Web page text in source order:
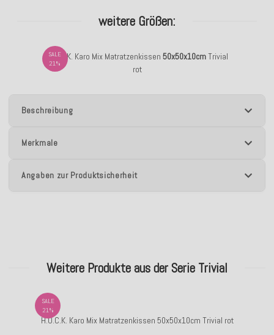
weitere Größen:
SALE
21%
H.O.C.K. Karo Mix Matratzenkissen 50x50x10cmTrivial
rot
Beschreibung
Merkmale
Angaben zur Produktsicherheit
Weitere Produkte aus der Serie Trivial
SALE
21%
H.O.C.K. Karo Mix Matratzenkissen 50x50x10cm Trivial rot